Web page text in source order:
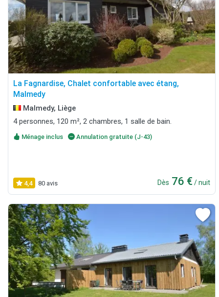
La Fagnardise, Chalet confortable avec étang,
Malmedy
Malmedy, Liège
4 personnes, 120 m², 2 chambres, 1 salle de bain.
Ménage inclus Annulation gratuite (J-43)
4,4 80 avis Dès 76 € / nuit